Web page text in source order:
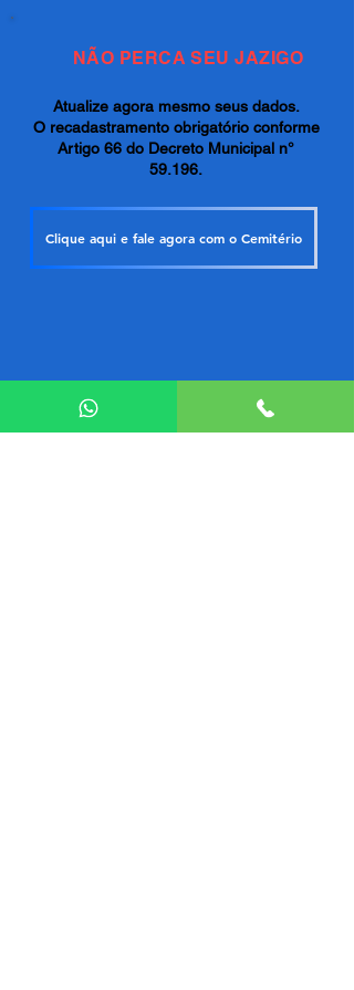
NÃO PERCA SEU JAZIGO
Atualize agora mesmo seus dados.
O recadastramento obrigatório conforme
Artigo 66 do Decreto Municipal n°
59.196.
Clique aqui e fale agora com o Cemitério